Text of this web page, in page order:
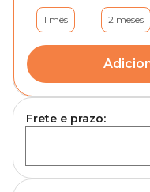
1 mês 2 meses
Frete e prazo: